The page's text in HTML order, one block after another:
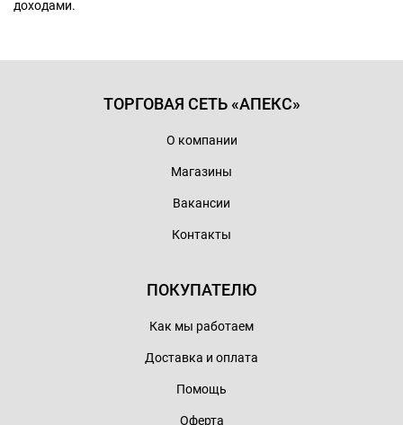
доходами.
ТОРГОВАЯ СЕТЬ «АПЕКС»
О компании
Магазины
Вакансии
Контакты
ПОКУПАТЕЛЮ
Как мы работаем
Доставка и оплата
Помощь
Оферта